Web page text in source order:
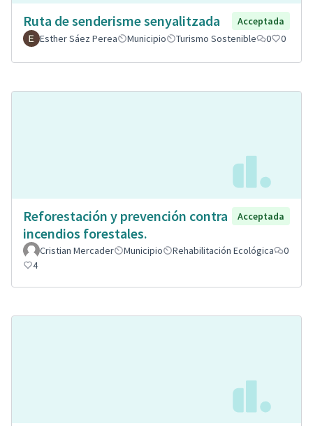
Ruta de senderisme senyalitzada
Acceptada
Esther Sáez Perea
Municipio Turismo Sostenible 0 0
Reforestación y prevención contra
incendios forestales.
Acceptada
Cristian Mercader Municipio Rehabilitación Ecológica
0
4